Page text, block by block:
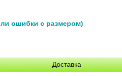
ошибки с размером)
Доставка